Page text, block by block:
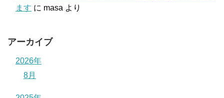
ます に masa より
アーカイブ
2026年
8月